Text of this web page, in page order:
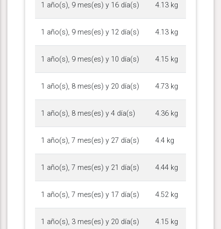
1 año(s), 9 mes(es) y 16 día(s) 4.13 kg
1 año(s), 9 mes(es) y 12 día(s) 4.13 kg
1 año(s), 9 mes(es) y 10 día(s) 4.15 kg
1 año(s), 8 mes(es) y 20 día(s) 4.73 kg
1 año(s), 8 mes(es) y 4 día(s) 4.36 kg
1 año(s), 7 mes(es) y 27 día(s) 4.4 kg
1 año(s), 7 mes(es) y 21 día(s) 4.44 kg
1 año(s), 7 mes(es) y 17 día(s) 4.52 kg
1 año(s), 3 mes(es) y 20 día(s) 4.15 kg